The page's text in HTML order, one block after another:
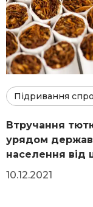
Підривання
Втручання
урядом
населення
10.12.2021